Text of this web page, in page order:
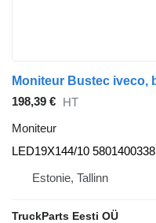
198,39 € HT
Moniteur
LED19X144/10 5801400338
Estonie, Tallinn
TruckParts Eesti OÜ